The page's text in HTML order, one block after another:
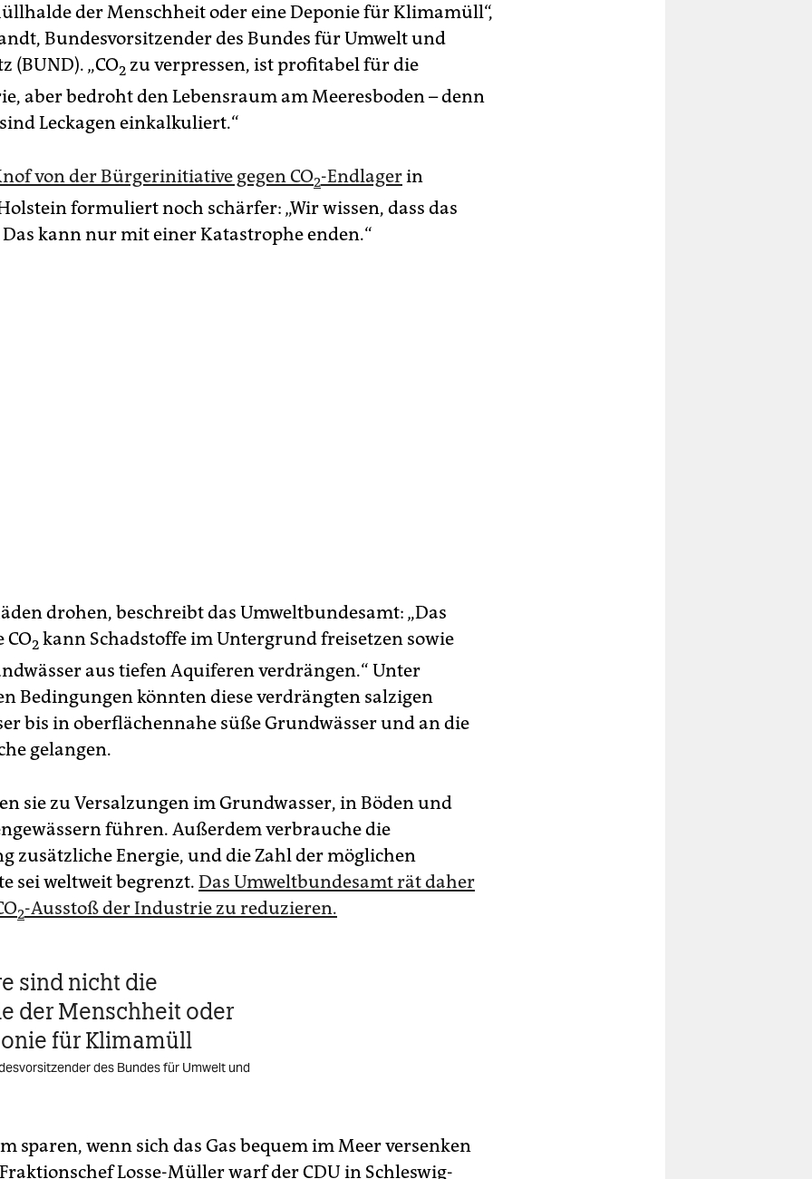
der Menschheit oder eine Deponie für Klimamüll“,
Bundesvorsitzender des Bundes für Umwelt und
(BUND). „CO2 zu verpressen, ist profitabel für die
aber bedroht den Lebensraum am Meeresboden – denn
Leckagen einkalkuliert.“
von der Bürgerinitiative gegen CO2-Endlagerin
formuliert noch schärfer: „Wir wissen, dass das
kann nur mit einer Katastrophe enden.“
drohen, beschreibt das Umweltbundesamt: „Das
CO2 kann Schadstoffe im Untergrund freisetzen sowie
aus tiefen Aquiferen verdrängen.“ Unter
Bedingungen könnten diese verdrängten salzigen
bis in oberflächennahe süße Grundwässer und an die
gelangen.
sie zu Versalzungen im Grundwasser, in Böden und
führen. Außerdem verbrauche die
zusätzliche Energie, und die Zahl der möglichen
sei weltweit begrenzt. Das Umweltbundesamt rät daher
2-Ausstoß der Industrie zu reduzieren.
sind nicht die
der Menschheit oder
für Klimamüll
des Bundes für Umwelt und
sparen, wenn sich das Gas bequem im Meer versenken
Losse-Müller warf der CDU in Schleswig-